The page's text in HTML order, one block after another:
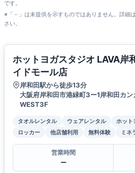
です。
※「－」は未提供を示すものではありません。詳細
さい。
ホットヨガスタジオ LAVA岸
イドモール店
岸和田駅から徒歩13分
大阪府岸和田市港緑町3ー1岸和田カ
WEST3F
タオルレンタル ウェアレンタル ホット
ロッカー
他店舗利用 無料体験 ミネ
営業時間
ー